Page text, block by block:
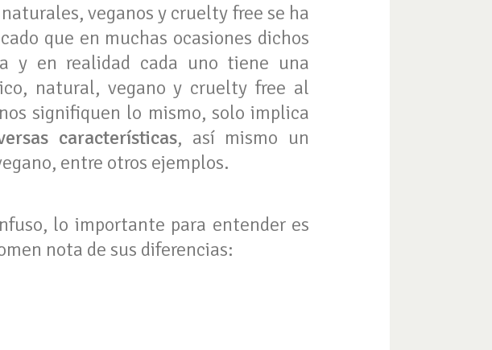
veganos y cruelty free se ha
que en muchas ocasiones dichos
y en realidad cada uno tiene una
natural, vegano y cruelty free al
signifiquen lo mismo, solo implica
características, así mismo un
entre otros ejemplos.
lo importante para entender es
nota de sus diferencias: